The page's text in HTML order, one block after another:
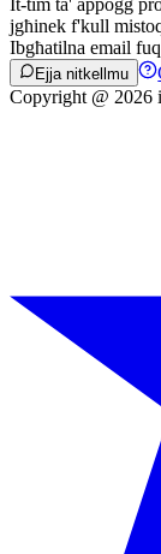
It-tim ta' appoġġ
jgħinek f'kull
Ibgħatilna email fuq
Ejja nitkellmu
Copyright @ 2026